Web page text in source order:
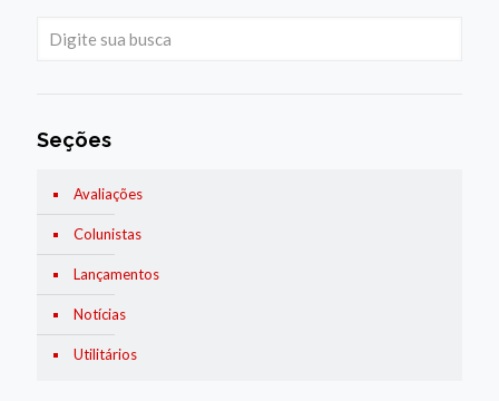
Seções
Avaliações
Colunistas
Lançamentos
Notícias
Utilitários